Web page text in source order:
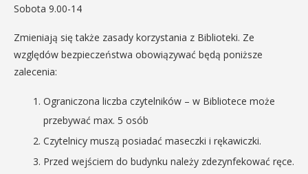
Sobota 9.00-14
Zmieniają się także zasady korzystania z Biblioteki. Ze
względów bezpieczeństwa obowiązywać będą poniższe
zalecenia:
Ograniczona liczba czytelników – w Bibliotece może
przebywać max. 5 osób
Czytelnicy muszą posiadać maseczki i rękawiczki.
Przed wejściem do budynku należy zdezynfekować ręce.